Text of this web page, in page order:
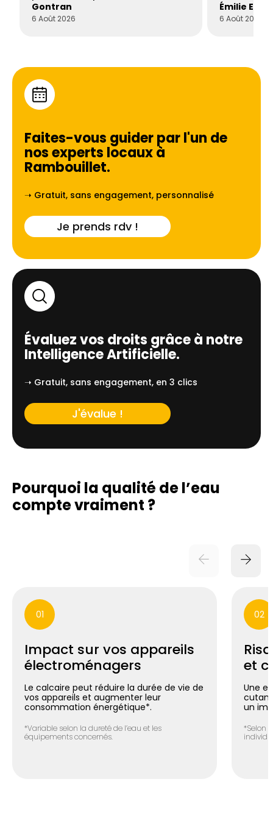
Gontran
6 Août 2026
Émilie
6 Août 2026
Faites-vous guider par l'un de
nos experts locaux à
Rambouillet.
➝ Gratuit, sans engagement, personnalisé
Je prends rdv !
Évaluez vos droits grâce à notre
Intelligence Artificielle.
➝ Gratuit, sans engagement, en 3 clics
J'évalue !
Pourquoi la qualité de l’eau
compte vraiment ?
01
Impact sur vos appareils
électroménagers
Le calcaire peut réduire la durée de vie de
vos appareils et augmenter leur
consommation énergétique*.
*Variable selon la dureté de l’eau et les
équipements concernés.
02
et
Une
un
*Selon